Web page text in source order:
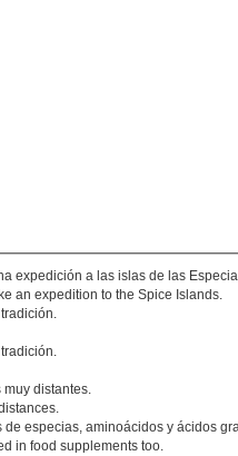
expedición a las islas de las
an expedition to the Spice Islands.
distantes.
especias, aminoácidos y ácidos
in food supplements too.